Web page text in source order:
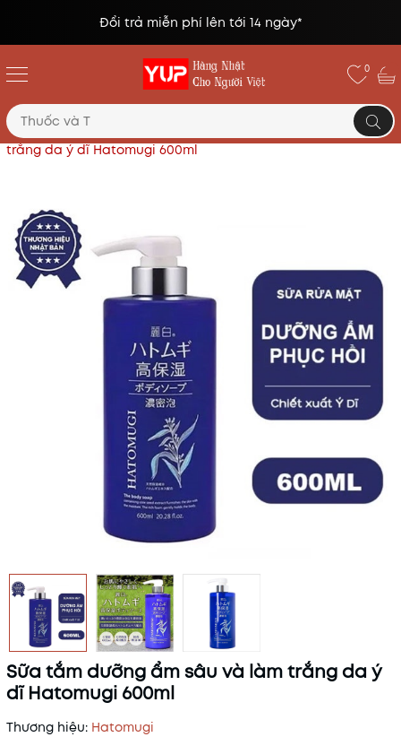
Đổi trả miễn phí lên tới 14 ngày*
0
Trang chủ Sữa tắm
Sữa tắm dưỡng ẩm sâu và làm
trắng da ý dĩ Hatomugi 600ml
Sữa tắm dưỡng ẩm sâu và làm trắng da ý
dĩ Hatomugi 600ml
Thương hiệu: Hatomugi